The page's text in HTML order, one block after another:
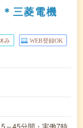
三菱電機
み WEB登録OK
～45分間・実働7時